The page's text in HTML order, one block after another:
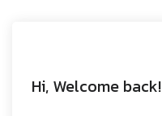
Hi, Welcome back!